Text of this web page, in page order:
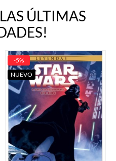
ÚLTIMAS
-5%
NUEVO